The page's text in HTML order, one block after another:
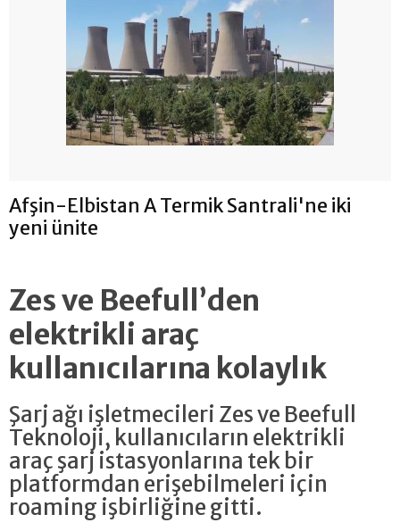
Afşin-Elbistan A Termik Santrali'ne iki
yeni ünite
Zes ve Beefull’den
elektrikli araç
kullanıcılarına kolaylık
Şarj ağı işletmecileri Zes ve Beefull
Teknoloji, kullanıcıların elektrikli
araç şarj istasyonlarına tek bir
platformdan erişebilmeleri için
roaming işbirliğine gitti.